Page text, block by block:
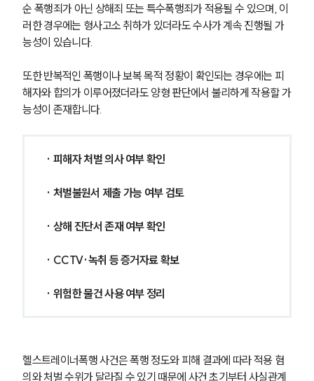
순 폭행죄가 아닌 상해죄 또는 특수폭행죄가 적용될 수 있으며, 이
러한 경우에는 형사고소 취하가 있더라도 수사가 계속 진행될 가
능성이 있습니다.
또한 반복적인 폭행이나 보복 목적 정황이 확인되는 경우에는 피
해자와 합의가 이루어졌더라도 양형 판단에서 불리하게 작용할 가
능성이 존재합니다.
· 피해자 처벌 의사 여부 확인
· 처벌불원서 제출 가능 여부 검토
· 상해 진단서 존재 여부 확인
· CCTV·녹취 등 증거자료 확보
· 위험한 물건 사용 여부 정리
헬스트레이너폭행 사건은 폭행 정도와 피해 결과에 따라 적용 혐
의와 처벌 수위가 달라질 수 있기 때문에 사건 초기부터 사실관계